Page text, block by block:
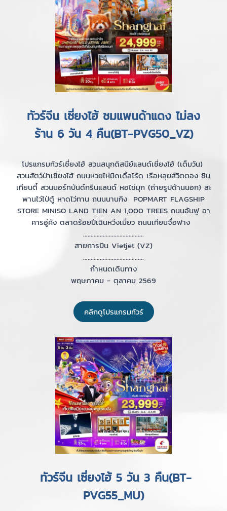
ทัวร์จีน เซี่ยงไฮ้ ชมแพนด้าแดง ไม่ลง
ร้าน 6 วัน 4 คืน(BT-PVG50_VZ)
โปรแกรมทัวร์เซี่ยงไฮ้ สวนสนุกดิสนีย์แลนด์เซี่ยงไฮ้ (เต็มวัน)
สวนสัตว์ป่าเซี่ยงไฮ้ ถนนหวยไห่มิดเดิ้ลโร้ด เรือหลุยส์วิตตอง ซิน
เทียนตี้ สวนนอร์ทบันด์กรีนแลนด์ หอไข่มุก (ถ่ายรูปด้านนอก) สะ
พานไว่ไป่ตู้ หาดไว่ทาน ถนนนานกิง POPMART FLAGSHIP
STORE MINISO LAND TIEN AN 1,000 TREES ถนนอันฟู อา
คารอู่คัง ตลาดร้อยปีเฉินหวีงเมี่ยว ถนนเทียนจื่อฟาง
........................................
สายการบิน Vietjet (VZ)
........................................
กำหนดเดินทาง
พฤษภาคม - ตุลาคม 2569
คลิกดูโปรแกรมทัวร์
ทัวร์จีน เซี่ยงไฮ้ 5 วัน 3 คืน(BT-
PVG55_MU)